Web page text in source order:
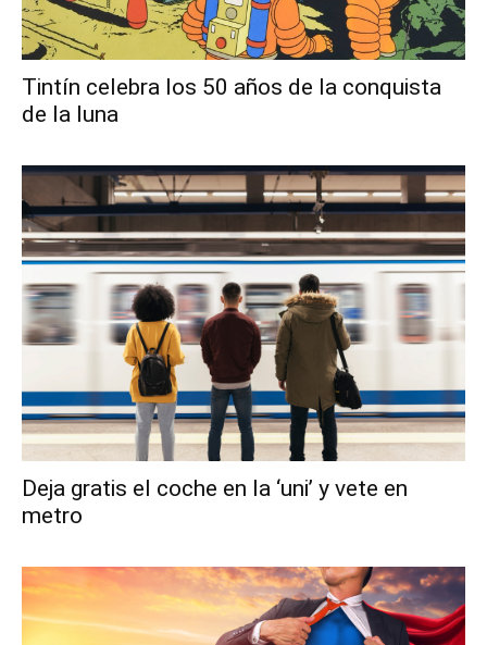
Tintín celebra los 50 años de la conquista
de la luna
Deja gratis el coche en la ‘uni’ y vete en
metro